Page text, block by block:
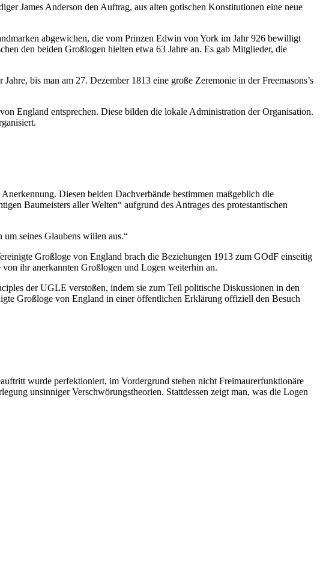
James Anderson den Auftrag, aus alten gotischen Konstitutionen eine neue
abgewichen, die vom Prinzen Edwin von York im Jahr 926 bewilligt
den beiden Großlogen hielten etwa 63 Jahre an. Es gab Mitglieder, die
bis man am 27. Dezember 1813 eine große Zeremonie in der Freemasons’s
England entsprechen. Diese bilden die lokale Administration der Organisation.
Diesen beiden Dachverbände bestimmen maßgeblich die
Baumeisters aller Welten“ aufgrund des Antrages des protestantischen
seines Glaubens willen aus.“
Großloge von England brach die Beziehungen 1913 zum GOdF einseitig
ihr anerkannten Großlogen und Logen weiterhin an.
der UGLE verstoßen, indem sie zum Teil politische Diskussionen in den
Großloge von England in einer öffentlichen Erklärung offiziell den Besuch
wurde perfektioniert, im Vordergrund stehen nicht Freimaurerfunktionäre
unsinniger Verschwörungstheorien. Stattdessen zeigt man, was die Logen